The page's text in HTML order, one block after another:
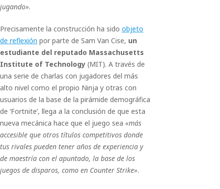
jugando».
Precisamente la construcción ha sido objeto
de reflexión por parte de Sam Van Cise, un
estudiante del reputado Massachusetts
Institute of Technology (MIT). A través de
una serie de charlas con jugadores del más
alto nivel como el propio Ninja y otras con
usuarios de la base de la pirámide demográfica
de ‘Fortnite’, llega a la conclusión de que esta
nueva mecánica hace que el juego sea «más
accesible que otros títulos competitivos donde
tus rivales pueden tener años de experiencia y
de maestría con el apuntado, la base de los
juegos de disparos, como en Counter Strike».